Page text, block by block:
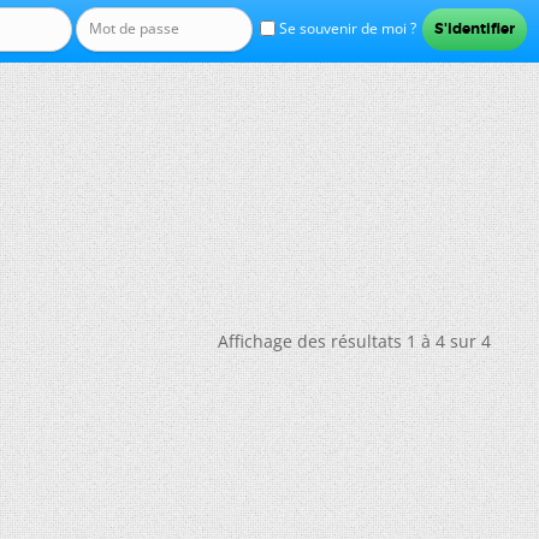
Se souvenir de moi ?
Affichage des résultats 1 à 4 sur 4